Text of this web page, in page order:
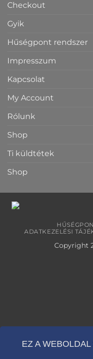
Checkout
Gyik
Hűségpont rendszer
Impresszum
Kapcsolat
My Account
Rólunk
Shop
Ti küldtétek
Shop
ADATKEZELÉSI
Copyright
EZ A